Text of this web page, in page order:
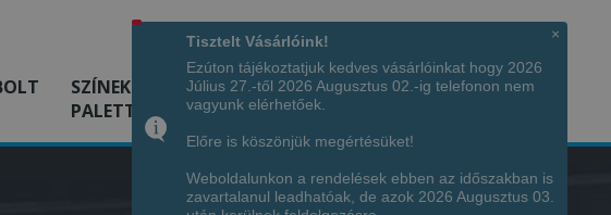
Hívjon minket!
SZÍNEK
PALETTÁJA
KÉPGALÉRIA INFÓ ELÉRHETŐSÉG
×
Tisztelt Vásárlóink!
Ezúton tájékoztatjuk kedves vásárlóinkat hogy 2026
Július 27.-től 2026 Augusztus 02.-ig telefonon nem
vagyunk elérhetőek.
Előre is köszönjük megértésüket!
Weboldalunkon a rendelések ebben az időszakban is
zavartalanul leadhatóak, de azok 2026 Augusztus 03.